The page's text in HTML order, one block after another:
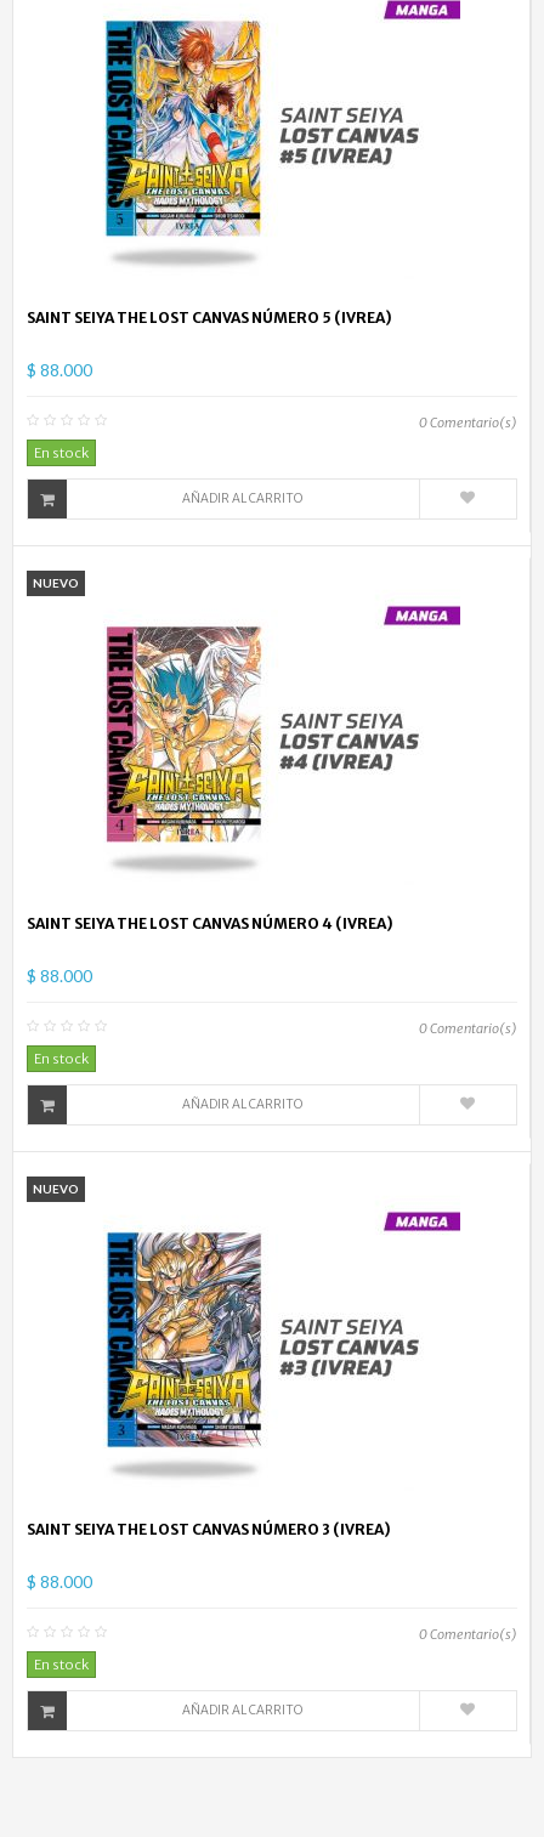
SAINT SEIYA THE LOST CANVAS NÚMERO 5 (IVREA)
$ 88.000
0Comentario(s)
En stock
AÑADIR AL CARRITO
NUEVO
SAINT SEIYA THE LOST CANVAS NÚMERO 4 (IVREA)
$ 88.000
0Comentario(s)
En stock
AÑADIR AL CARRITO
NUEVO
SAINT SEIYA THE LOST CANVAS NÚMERO 3 (IVREA)
$ 88.000
0Comentario(s)
En stock
AÑADIR AL CARRITO